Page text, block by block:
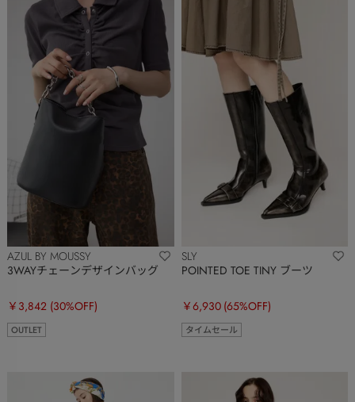
AZUL BY MOUSSY
3WAYチェーンデザインバッグ
￥3,842 (30%OFF)
OUTLET
SLY
POINTED TOE TINY ブーツ
￥6,930 (65%OFF)
タイムセール